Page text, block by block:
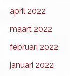
april 2022
maart 2022
februari 2022
januari 2022